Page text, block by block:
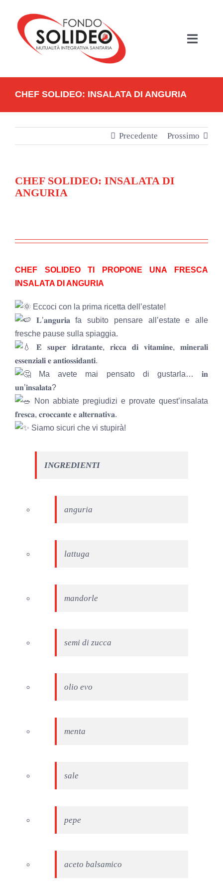
contenuto
Toggle
HOME
MUTUALITÀ SANITARIA
FONDO SOLIDEO
INIZIATIVE
AREA RISERVATA BENEFICIARI
AREA RISERVATA AZIENDE
CHEF SOLIDEO: INSALATA DI ANGURIA
Precedente Prossimo
CHEF SOLIDEO: INSALATA DI
ANGURIA
CHEF SOLIDEO TI PROPONE UNA FRESCA
INSALATA DI ANGURIA
Eccoci con la prima ricetta dell’estate!
𝐋’𝐚𝐧𝐠𝐮𝐫𝐢𝐚 fa subito pensare all’estate e alle
fresche pause sulla spiaggia.
𝐄̀ 𝐬𝐮𝐩𝐞𝐫 𝐢𝐝𝐫𝐚𝐭𝐚𝐧𝐭𝐞, 𝐫𝐢𝐜𝐜𝐚 𝐝𝐢 𝐯𝐢𝐭𝐚𝐦𝐢𝐧𝐞, 𝐦𝐢𝐧𝐞𝐫𝐚𝐥𝐢
𝐞𝐬𝐬𝐞𝐧𝐳𝐢𝐚𝐥𝐢 𝐞 𝐚𝐧𝐭𝐢𝐨𝐬𝐬𝐢𝐝𝐚𝐧𝐭𝐢.
Ma avete mai pensato di gustarla… 𝐢𝐧
𝐮𝐧’𝐢𝐧𝐬𝐚𝐥𝐚𝐭𝐚?
Non abbiate pregiudizi e provate quest’insalata
𝐟𝐫𝐞𝐬𝐜𝐚, 𝐜𝐫𝐨𝐜𝐜𝐚𝐧𝐭𝐞 𝐞 𝐚𝐥𝐭𝐞𝐫𝐧𝐚𝐭𝐢𝐯𝐚.
Siamo sicuri che vi stupirà!
INGREDIENTI
anguria
lattuga
mandorle
semi di zucca
olio evo
menta
sale
pepe
aceto balsamico